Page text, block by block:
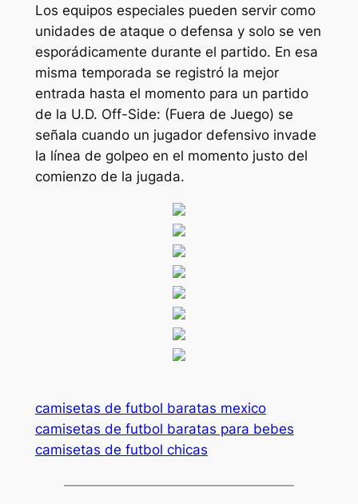
Los equipos especiales pueden servir como
unidades de ataque o defensa y solo se ven
esporádicamente durante el partido. En esa
misma temporada se registró la mejor
entrada hasta el momento para un partido
de la U.D. Off-Side: (Fuera de Juego) se
señala cuando un jugador defensivo invade
la línea de golpeo en el momento justo del
comienzo de la jugada.
camisetas de futbol baratas mexico
camisetas de futbol baratas para bebes
camisetas de futbol chicas